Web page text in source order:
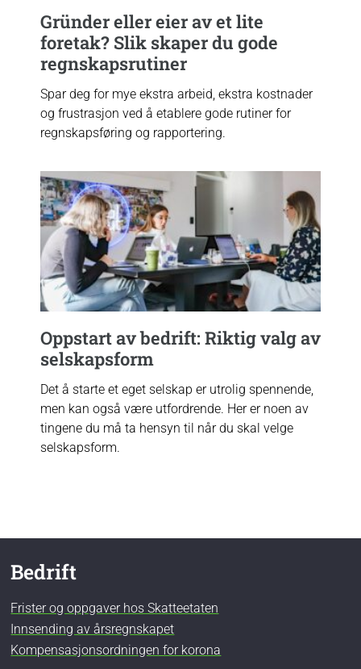
Gründer eller eier av et lite
foretak? Slik skaper du gode
regnskapsrutiner
Spar deg for mye ekstra arbeid, ekstra kostnader
og frustrasjon ved å etablere gode rutiner for
regnskapsføring og rapportering.
Oppstart av bedrift: Riktig valg av
selskapsform
Det å starte et eget selskap er utrolig spennende,
men kan også være utfordrende. Her er noen av
tingene du må ta hensyn til når du skal velge
selskapsform.
Bedrift
Frister og oppgaver hos Skatteetaten
Innsending av årsregnskapet
Kompensasjonsordningen for korona